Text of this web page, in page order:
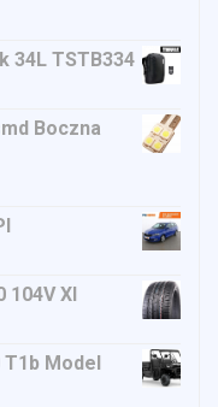
34L TSTB334
Boczna
104V Xl
T1b Model